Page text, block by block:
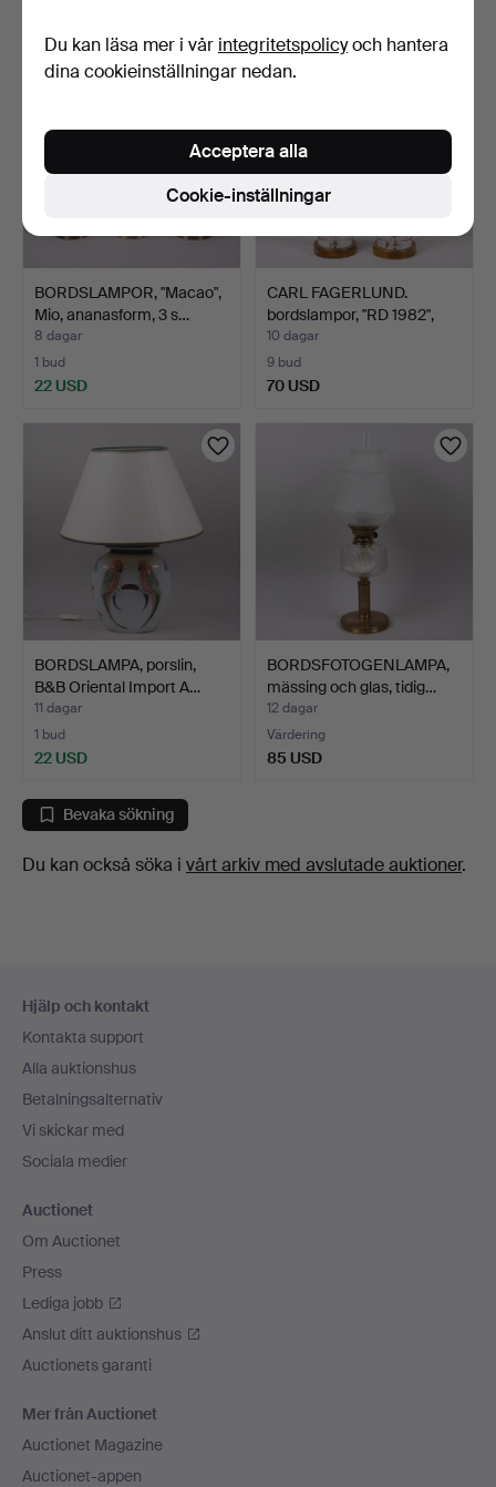
BORDSLAMPOR, "Macao",
Mio, ananasform, 3 s…
8 dagar
1 bud
22 USD
CARL FAGERLUND.
bordslampor, "RD 1982",
mä…
10 dagar
9 bud
70 USD
BORDSLAMPA, porslin,
B&B Oriental Import A…
11 dagar
1 bud
22 USD
BORDSFOTOGENLAMPA,
mässing och glas, tidig…
12 dagar
Värdering
85 USD
Bevaka sökning
Du kan också söka i vårt arkiv med avslutade auktioner.
Hjälp och kontakt
Kontakta support
Alla auktionshus
Betalningsalternativ
Vi skickar med
Sociala medier
Auctionet
Om Auctionet
Press
Lediga jobb
Anslut ditt auktionshus
Auctionets garanti
Mer från Auctionet
Auctionet Magazine
Auctionet-appen
Du kan läsa mer i vår integritetspolicyoch hantera
dina cookieinställningar nedan.
Cookie-inställningar
Acceptera alla